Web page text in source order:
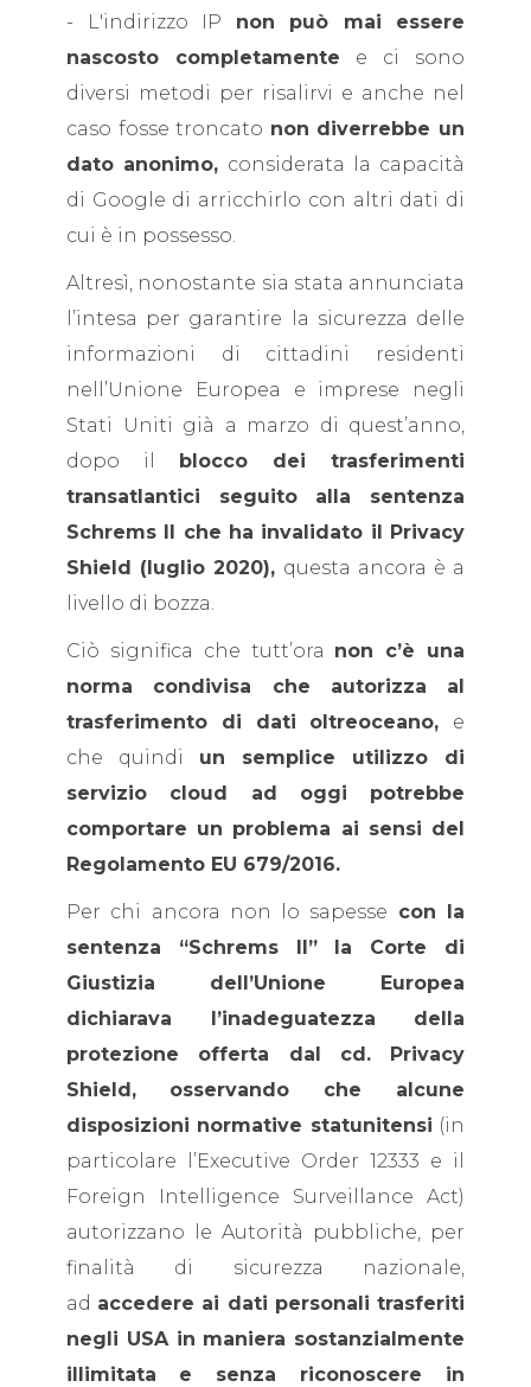
- L'indirizzo IP non può mai essere
nascosto completamente e ci sono
diversi metodi per risalirvi e anche nel
caso fosse troncato non diverrebbe un
dato anonimo, considerata la capacità
di Google di arricchirlo con altri dati di
cui è in possesso.
Altresì, nonostante sia stata annunciata
l’intesa per garantire la sicurezza delle
informazioni di cittadini residenti
nell’Unione Europea e imprese negli
Stati Uniti già a marzo di quest’anno,
dopo il blocco dei trasferimenti
transatlantici seguito alla sentenza
Schrems II che ha invalidato il Privacy
Shield (luglio 2020), questa ancora è a
livello di bozza.
Ciò significa che tutt’ora non c’è una
norma condivisa che autorizza al
trasferimento di dati oltreoceano, e
che quindi un semplice utilizzo di
servizio cloud ad oggi potrebbe
comportare un problema ai sensi del
Regolamento EU 679/2016.
Per chi ancora non lo sapesse con la
sentenza “Schrems II”
la Corte di
Giustizia dell’Unione Europea
dichiarava l’inadeguatezza della
protezione offerta dal cd. Privacy
Shield,
osservando che alcune
disposizioni normative statunitensi (in
particolare l’Executive Order 12333 e il
Foreign Intelligence Surveillance Act)
autorizzano le Autorità pubbliche, per
finalità di sicurezza nazionale,
ad accedere ai dati personali trasferiti
negli USA in maniera sostanzialmente
illimitata
e senza riconoscere in